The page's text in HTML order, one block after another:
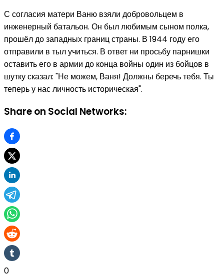
С согласия матери Ваню взяли добровольцем в
инженерный батальон. Он был любимым сыном полка,
прошёл до западных границ страны. В 1944 году его
отправили в тыл учиться. В ответ ни просьбу парнишки
оставить его в армии до конца войны один из бойцов в
шутку сказал: "Не можем, Ваня! Должны беречь тебя. Ты
теперь у нас личность историческая".
Share on Social Networks:
0